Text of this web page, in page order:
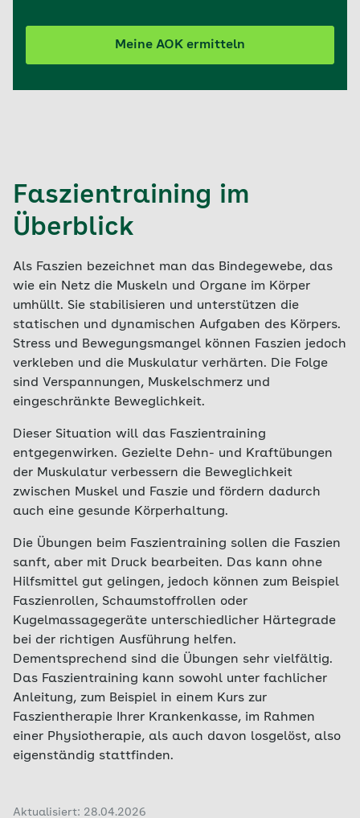
Meine AOK ermitteln
Faszientraining im
Überblick
Als Faszien bezeichnet man das Bindegewebe, das
wie ein Netz die Muskeln und Organe im Körper
umhüllt. Sie stabilisieren und unterstützen die
statischen und dynamischen Aufgaben des Körpers.
Stress und Bewegungsmangel können Faszien jedoch
verkleben und die Muskulatur verhärten. Die Folge
sind Verspannungen, Muskelschmerz und
eingeschränkte Beweglichkeit.
Dieser Situation will das Faszientraining
entgegenwirken. Gezielte Dehn- und Kraftübungen
der Muskulatur verbessern die Beweglichkeit
zwischen Muskel und Faszie und fördern dadurch
auch eine gesunde Körperhaltung.
Die Übungen beim Faszientraining sollen die Faszien
sanft, aber mit Druck bearbeiten. Das kann ohne
Hilfsmittel gut gelingen, jedoch können zum Beispiel
Faszienrollen, Schaumstoffrollen oder
Kugelmassagegeräte unterschiedlicher Härtegrade
bei der richtigen Ausführung helfen.
Dementsprechend sind die Übungen sehr vielfältig.
Das Faszientraining kann sowohl unter fachlicher
Anleitung, zum Beispiel in einem Kurs zur
Faszientherapie Ihrer Krankenkasse, im Rahmen
einer Physiotherapie, als auch davon losgelöst, also
eigenständig stattfinden.
Aktualisiert: 28.04.2026